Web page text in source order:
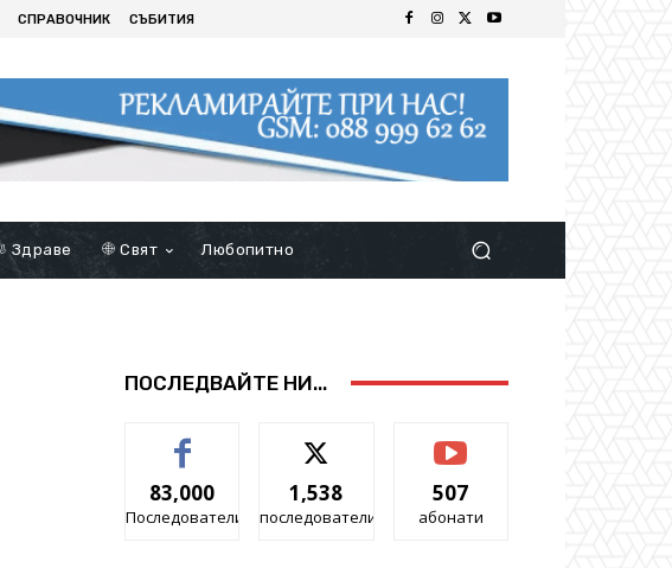
СПРАВОЧНИК СЪБИТИЯ
Здраве Свят Любопитно
ПОСЛЕДВАЙТЕ НИ...
83,000
Последователи
1,538
последователи
507
абонати